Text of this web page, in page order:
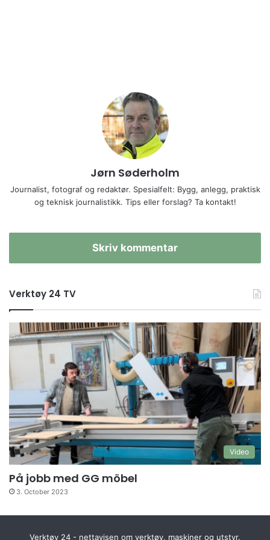
Jørn Søderholm
Journalist, fotograf og redaktør. Spesialfelt: Bygg, anlegg, praktisk
og teknisk journalistikk. Tips eller forslag? Ta kontakt!
Skriv kommentar
Verktøy 24 TV
Video
På jobb med GG möbel
3. October 2023
Verktøy 24 - nettavisen om verktøy, maskiner og utstyr.